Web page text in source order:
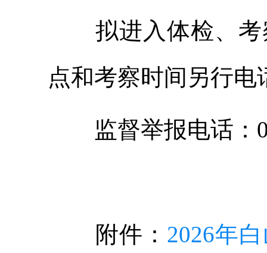
拟进入体检、
点和考察时间另行电
监督举报电话 ：
附件： 2026年